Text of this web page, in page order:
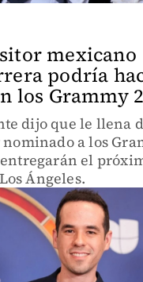
mexicano
podría
los Grammy
dijo que le llena
a los
entregarán el
Ángeles.